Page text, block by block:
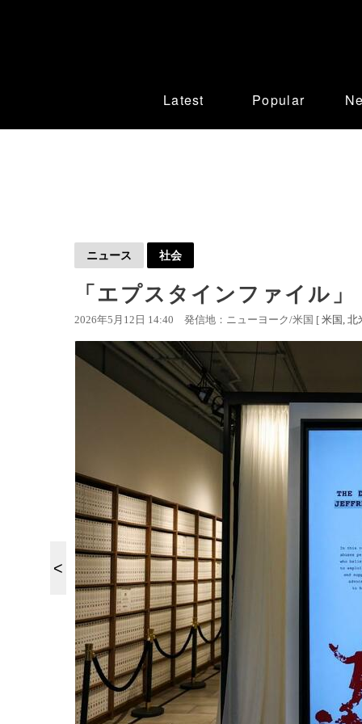
Latest Popular
ニュース 社会
「エプスタインファイル
2026年5月12日 14:40 発信地：ニューヨーク/米国 [ 米国 北